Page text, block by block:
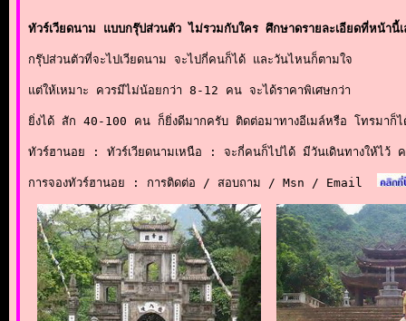
ทัวร์เวียดนาม แบบกรุ๊ปส่วนตัว ไม่รวมกับใคร ศึกษาดรายละเอียดที่หน้านี้เ
กรุ๊ปส่วนตัวที่จะไปเวียดนาม จะไปกี่คนก็ได้ และวันไหนก็ตามใจ
แต่ให้เหมาะ ควรมีไม่น้อยกว่า 8-12 คน จะได้ราคาพิเศษกว่า
ยิ่งได้ สัก 40-100 คน ก็ยิ่งดีมากครับ ติดต่อมาทางอีเมล์หรือ โทรมาก็
ทัวร์ฮานอย : ทัวร์เวียดนามเหนือ : จะกี่คนก็ไปได้ มีวันเดินทางให้ไว้
การจองทัวร์ฮานอย : การติดต่อ / สอบถาม / Msn / Email